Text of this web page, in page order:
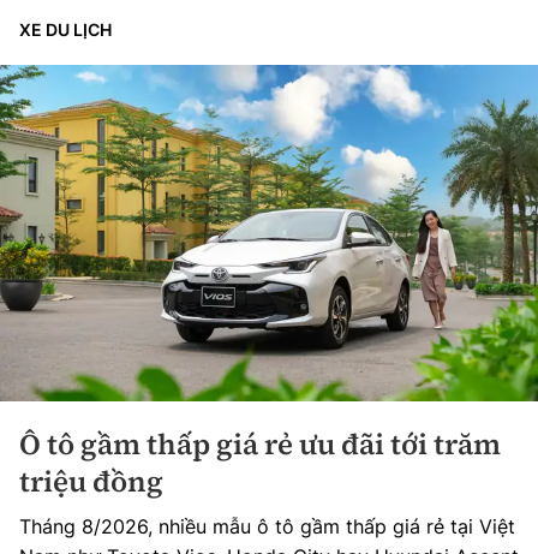
XE DU LỊCH
Ô tô gầm thấp giá rẻ ưu đãi tới trăm
triệu đồng
Tháng 8/2026, nhiều mẫu ô tô gầm thấp giá rẻ tại Việt